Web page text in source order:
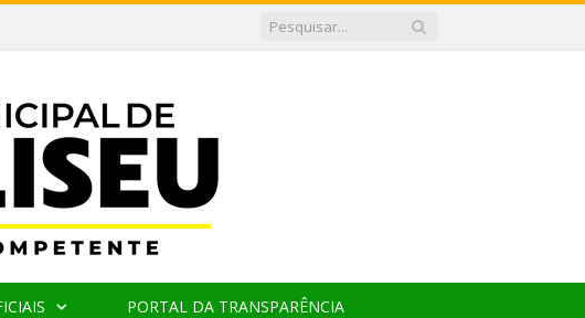
PORTAL DA TRANSPARÊNCIA